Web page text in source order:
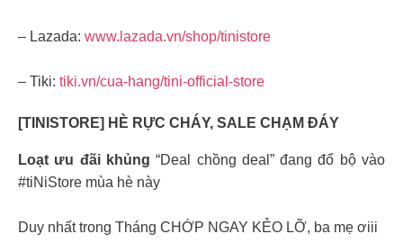
– Lazada: www.lazada.vn/shop/tinistore
– Tiki: tiki.vn/cua-hang/tini-official-store
[TINISTORE] HÈ RỰC CHÁY, SALE CHẠM ĐÁY
Loạt ưu đãi khủng“Deal chồng deal” đang đổ bộ vào
#tiNiStore mùa hè này
Duy nhất trong Tháng CHỚP NGAY KẺO LỠ, ba mẹ ơiii